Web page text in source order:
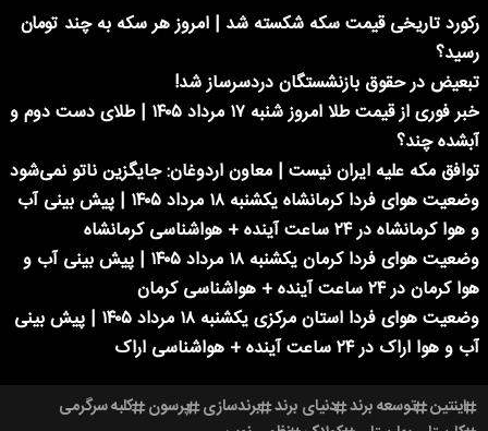
رکورد تاریخی قیمت سکه شکسته شد | امروز هر سکه به چند تومان
رسید؟
تبعیض در حقوق بازنشستگان دردسرساز شد!
خبر فوری از قیمت طلا امروز شنبه ۱۷ مرداد ۱۴۰۵ | طلای دست دوم و
آبشده چند؟
توافق مکه علیه ایران نیست | معاون اردوغان: جایگزین ناتو نمی‌شود
وضعیت هوای فردا کرمانشاه یکشنبه ۱۸ مرداد ۱۴۰۵ | پیش بینی آب
و هوا کرمانشاه در ۲۴ ساعت آینده + هواشناسی کرمانشاه
وضعیت هوای فردا کرمان یکشنبه ۱۸ مرداد ۱۴۰۵ | پیش بینی آب و
هوا کرمان در ۲۴ ساعت آینده + هواشناسی کرمان
وضعیت هوای فردا استان مرکزی یکشنبه ۱۸ مرداد ۱۴۰۵ | پیش بینی
آب و هوا اراک در ۲۴ ساعت آینده + هواشناسی اراک
اینتین توسعه برند دنیای برند برندسازی پرسون کلبه سرگرمی